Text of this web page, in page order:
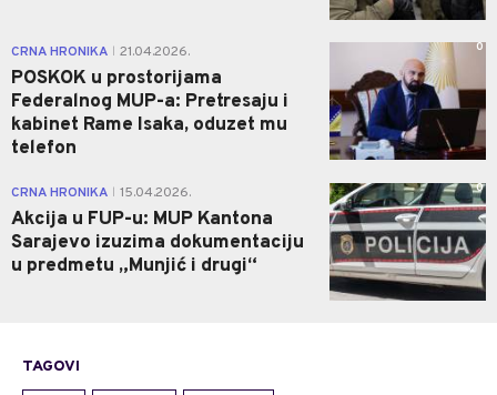
CRNA HRONIKA 21.04.2026.
POSKOK u prostorijama
Federalnog MUP-a: Pretresaju i
kabinet Rame Isaka, oduzet mu
telefon
0
CRNA HRONIKA 15.04.2026.
Akcija u FUP-u: MUP Kantona
Sarajevo izuzima dokumentaciju
u predmetu „Munjić i drugi“
0
TAGOVI